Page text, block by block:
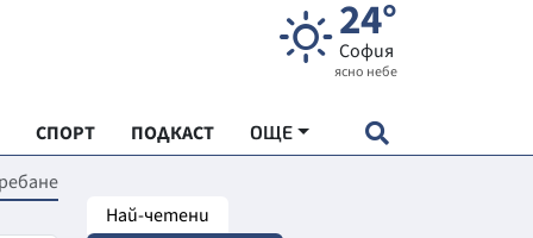
24°
София
ясно небе
СПОРТ ПОДКАСТ ОЩЕ
Най-четени